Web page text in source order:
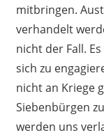
mitbringen.
verhandelt
nicht der Fall.
sich zu
nicht an Kriege
Siebenbürgen
werden uns